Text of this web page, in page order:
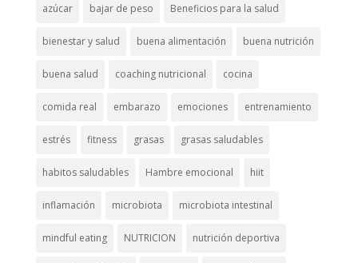
azúcar bajar de peso Beneficios para la salud
bienestar y salud buena alimentación buena nutrición
buena salud coaching nutricional cocina
comida real embarazo emociones entrenamiento
estrés fitness grasas grasas saludables
habitos saludables Hambre emocional hiit
inflamación microbiota microbiota intestinal
mindful eating NUTRICION nutrición deportiva